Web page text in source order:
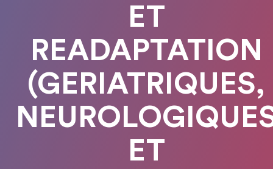
ET
READAPTATION
(GERIATRIQUES,
ET